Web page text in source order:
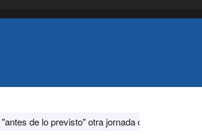
otra jornada de diálogo por